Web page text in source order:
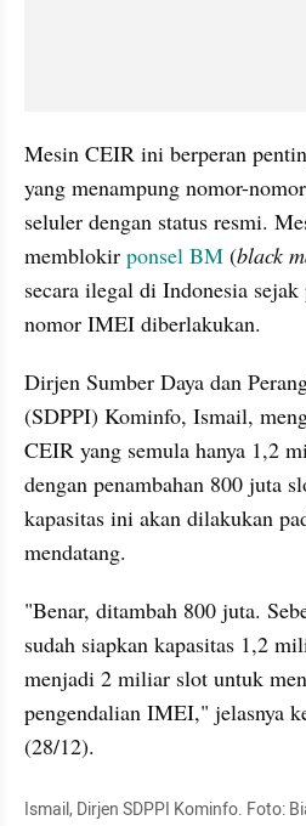
Mesin CEIR ini berperan
yang menampung nomor-
seluler dengan status resmi.
memblokir ponsel BM (black
secara ilegal di Indonesia
nomor IMEI diberlakukan.
Dirjen Sumber Daya dan
(SDPPI) Kominfo, Ismail,
CEIR yang semula hanya 1,2
dengan penambahan 800 juta
kapasitas ini akan dilakukan
mendatang.
"Benar, ditambah 800 juta.
sudah siapkan kapasitas 1,2
menjadi 2 miliar slot untuk
pengendalian IMEI," jelasnya
(28/12).
Ismail, Dirjen SDPPI Kominfo. Foto: